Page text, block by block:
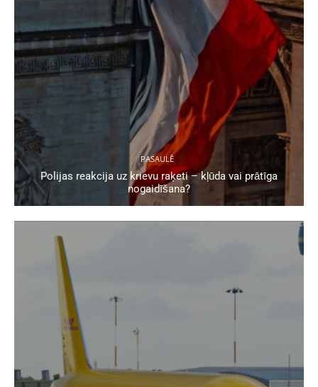
PASAULĒ
Polijas reakcija uz krievu raķeti – kļūda vai prātīga
nogaidīšana?